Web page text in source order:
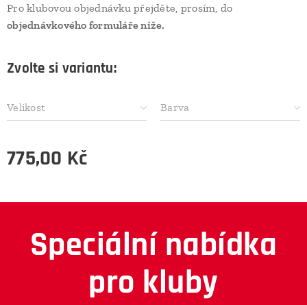
Pro klubovou objednávku přejděte, prosím, do
objednávkového formuláře níže.
Zvolte si variantu:
Velikost Barva
775,00 Kč
Speciální nabídka
pro kluby